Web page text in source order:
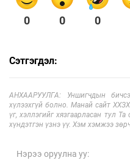
0 0 0
Сэтгэгдэл:
АНХААРУУЛГА: Уншигчдын
хүлээхгүй болно. Манай сайт
үг, хэллэгийг хязгаарласан тул
хүндэтгэн үзнэ үү. Хэм хэмжээ